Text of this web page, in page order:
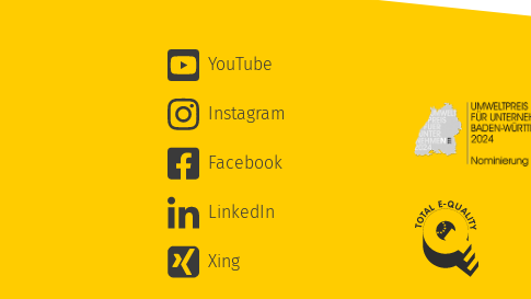
YouTube
Instagram
Facebook
LinkedIn
Xing